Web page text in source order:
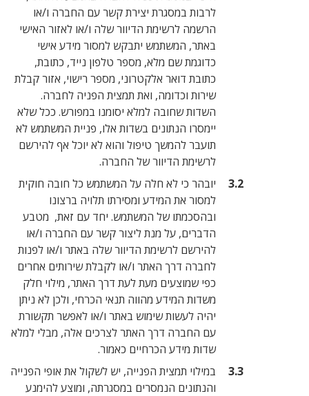
לרבות במסגרת יצירת קשר עם החברה ו/או
הרשמה לרשימת הדיוור שלה ו/או לאזור האישי
באתר, המשתמש יתבקש למסור מידע אישי
כדוגמת שם מלא, מספר טלפון נייד, כתובת,
כתובת דואר אלקטרוני, מספר רישוי, אזור קבלת
שירות וכדומה, ואת תמצית הפניה לחברה.
השדות שחובה למלא יסומנו במפורש. ככל שלא
יימסרו הנתונים בשדות אלו, פניית המשתמש לא
תועבר להמשך טיפול והוא לא יוכל אף להירשם
לרשימת הדיוור של החברה.
יובהר כי לא חלה על המשתמש כל חובה חוקית
למסור את המידע ומסירתו תלויה ברצונו
ובהסכמתו של המשתמש. יחד עם זאת, מטבע
הדברים, על מנת ליצור קשר עם החברה ו/או
להירשם לרשימת הדיוור שלה באתר ו/או לפנות
לחברה דרך האתר ו/או לקבלת שירותים אחרים
כפי שמוצעים מעת לעת דרך האתר, מילוי חלק
משדות המידע מהווה תנאי הכרחי, ולכן לא ניתן
יהיה לעשות שימוש באתר ו/או לאפשר תקשורת
עם החברה דרך האתר לצרכים אלה, מבלי למלא
שדות מידע הכרחיים כאמור.
במילוי תמצית הפנייה, יש לשקול את אופי הפנייה
והנתונים הנמסרים במסגרתה, ומוצע להימנע